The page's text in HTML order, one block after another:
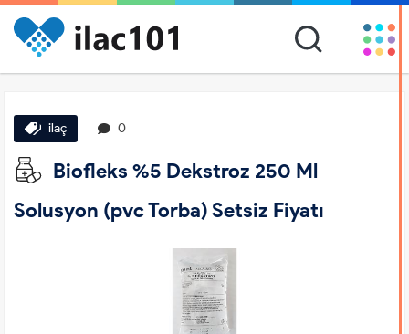
ilaç 0
Biofleks %5 Dekstroz 250 Ml
Solusyon (pvc Torba) Setsiz Fiyatı